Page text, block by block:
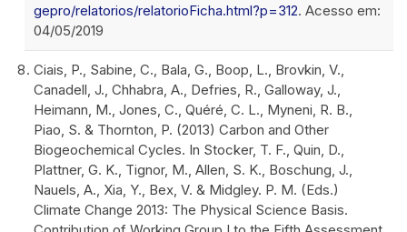
gepro/relatorios/relatorioFicha.html?p=312. Acesso em:
04/05/2019
Ciais, P., Sabine, C., Bala, G., Boop, L., Brovkin, V.,
Canadell, J., Chhabra, A., Defries, R., Galloway, J.,
Heimann, M., Jones, C., Quéré, C. L., Myneni, R. B.,
Piao, S. & Thornton, P. (2013) Carbon and Other
Biogeochemical Cycles. In Stocker, T. F., Quin, D.,
Plattner, G. K., Tignor, M., Allen, S. K., Boschung, J.,
Nauels, A., Xia, Y., Bex, V. & Midgley. P. M. (Eds.)
Climate Change 2013: The Physical Science Basis.